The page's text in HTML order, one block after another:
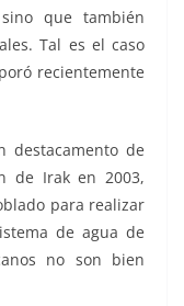
que también
Tal es el caso
recientemente
destacamento de
de Irak en 2003,
para realizar
de agua de
no son bien